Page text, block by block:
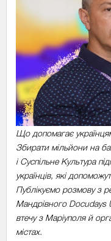
Що допомагає
Збирати мільйони на
і Суспільне Культура
українців, які
Публікуємо розмову з
Мандрівного Docudays
втечу з Маріуполя й
містах.